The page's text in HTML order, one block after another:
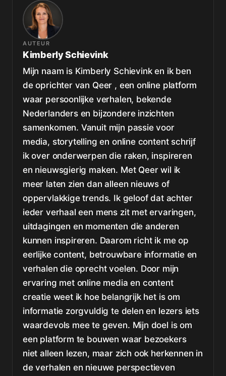
AUTEUR
Kimberly Schievink
Mijn naam is Kimberly Schievink en ik ben
de oprichter van Qeer , een online platform
waar persoonlijke verhalen, bekende
Nederlanders en bijzondere inzichten
samenkomen. Vanuit mijn passie voor
media, storytelling en online content schrijf
ik over onderwerpen die raken, inspireren
en nieuwsgierig maken. Met Qeer wil ik
meer laten zien dan alleen nieuws of
oppervlakkige trends. Ik geloof dat achter
ieder verhaal een mens zit met ervaringen,
uitdagingen en momenten die anderen
kunnen inspireren. Daarom richt ik me op
eerlijke content, betrouwbare informatie en
verhalen die oprecht voelen. Door mijn
ervaring met online media en content
creatie weet ik hoe belangrijk het is om
informatie zorgvuldig te delen en lezers iets
waardevols mee te geven. Mijn doel is om
een platform te bouwen waar bezoekers
niet alleen lezen, maar zich ook herkennen in
de verhalen en nieuwe perspectieven